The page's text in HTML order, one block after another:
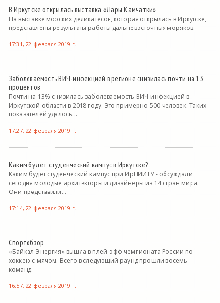
В Иркутске открылась выставка «Дары Камчатки»
На выставке морских деликатесов, которая открылась в Иркутске,
представлены результаты работы дальневосточных моряков.
17:31, 22 февраля 2019 г.
Заболеваемость ВИЧ-инфекцией в регионе снизилась почти на 13
процентов
Почти на 13% снизилась заболеваемость ВИЧ-инфекцией в
Иркутской области в 2018 году. Это примерно 500 человек. Таких
показателей удалось...
17:27, 22 февраля 2019 г.
Каким будет студенческий кампус в Иркутске?
Каким будет студенческий кампус при ИрНИИТУ - обсуждали
сегодня молодые архитекторы и дизайнеры из 14 стран мира.
Они представили...
17:14, 22 февраля 2019 г.
Спортобзор
«Байкал-Энергия» вышла в плей-офф чемпионата России по
хоккею с мячом. Всего в следующий раунд прошли восемь
команд.
16:57, 22 февраля 2019 г.